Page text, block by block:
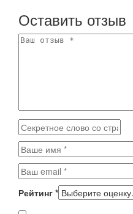
Оставить отзыв
Рейтинг *